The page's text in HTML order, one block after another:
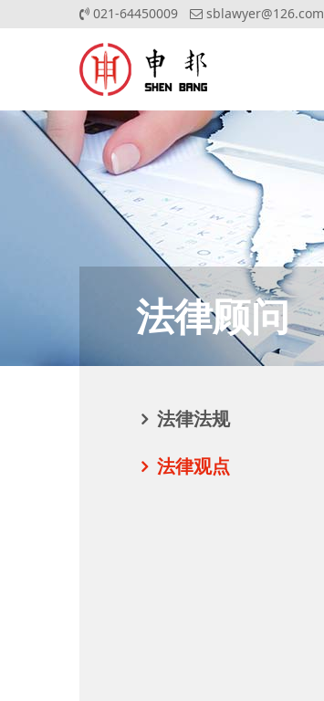
021-64450009 sblawyer@126.com
法律顾问
法律法规
法律观点